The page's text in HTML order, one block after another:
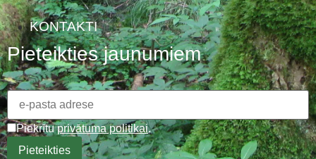
KONTAKTI
Pieteikties jaunumiem
Piekrītuprivātuma politikai.